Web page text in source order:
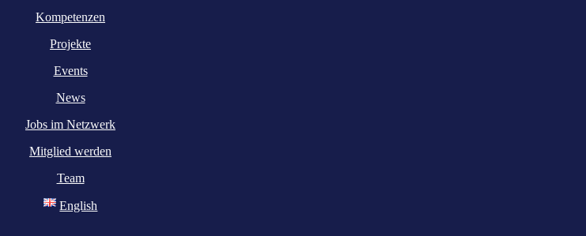
Kompetenzen
Projekte
Events
News
Jobs im Netzwerk
Mitglied werden
Team
English